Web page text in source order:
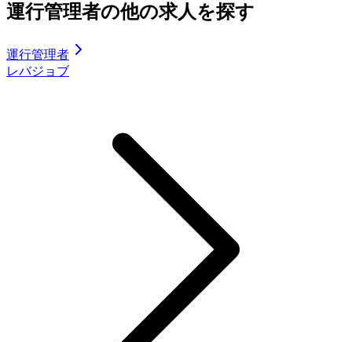
運行管理者の他の求人を探す
運行管理者
レバジョブ